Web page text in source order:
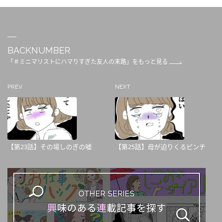
BACKNUMBER
「＃ミニマリストにハマりすぎた友人の末路」をもっと見る
PREV
【第23話】その場しのぎの嘘
NEXT
【第25話】母が迫りくるピンチ